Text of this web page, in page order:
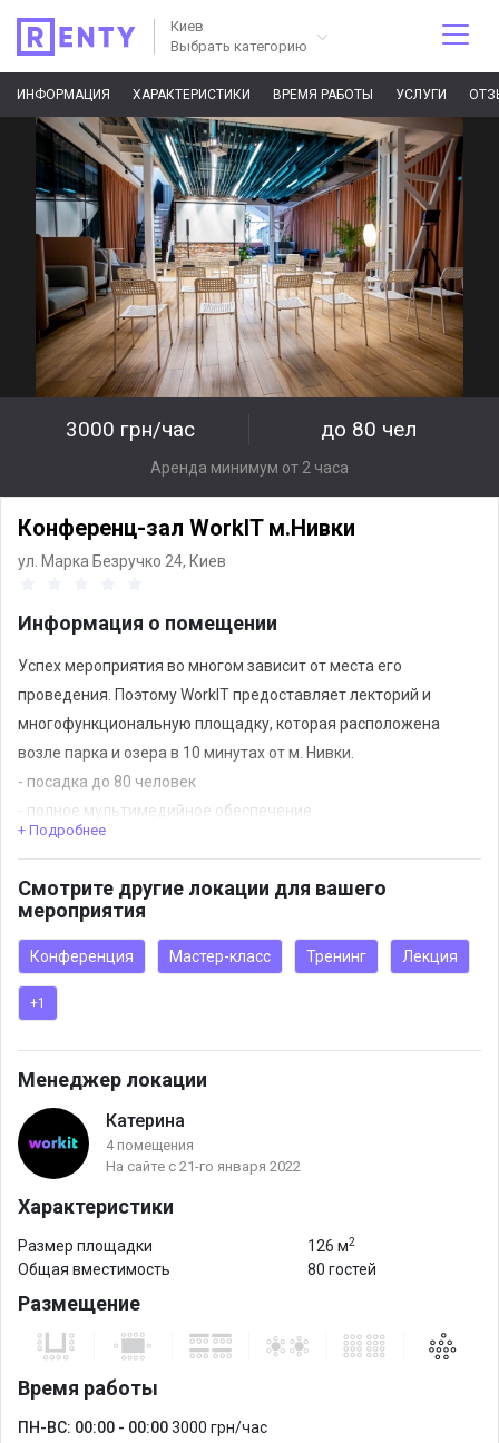
Киев
Выбрать категорию
ИНФОРМАЦИЯ ХАРАКТЕРИСТИКИ ВРЕМЯ РАБОТЫ УСЛУГИ
3000 грн/час до 80 чел
Аренда минимум от 2 часа
Конференц-зал WorkIT м.Нивки
ул. Марка Безручко 24, Киев
Информация о помещении
Успех мероприятия во многом зависит от места его
проведения. Поэтому WorkIT предоставляет лекторий и
многофункциональную площадку, которая расположена
возле парка и озера в 10 минутах от м. Нивки.
- посадка до 80 человек
- полное мультимедийное обеспечение
Лекции, мастер-классы, поэтические вечера, дружеские
фотосессии и другие псобытия каждый день проходят на
территории локации.
У нас каждый день – рабочий, как стук сердца.
+ Подробнее
Смотрите другие локации для вашего
мероприятия
Конференция Мастер-класс Тренинг Лекция
+1
Менеджер локации
Катерина
4 помещения
На сайте с 21-го января 2022
Характеристики
Размер площадки 126 м2
Общая вместимость 80 гостей
Размещение
Время работы
ПН-ВС: 00:00 - 00:003000 грн/час